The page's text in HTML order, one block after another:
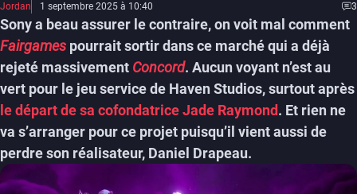
Jordan 1 septembre 2025 à 10:40 3
Sony a beau assurer le contraire, on voit mal comment
Fairgames pourrait sortir dans ce marché qui a déjà
rejeté massivement Concord. Aucun voyant n’est au
vert pour le jeu service de Haven Studios, surtout après
le départ de sa cofondatrice Jade Raymond. Et rien ne
va s’arranger pour ce projet puisqu’il vient aussi de
perdre son réalisateur, Daniel Drapeau.